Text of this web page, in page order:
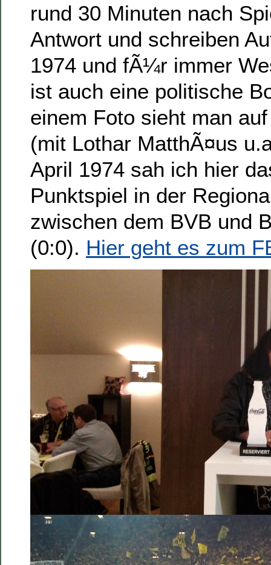
rund 30 Minuten nach
Antwort und schreiben
1974 und fÃ¼r immer
ist auch eine politische
einem Foto sieht man
(mit Lothar MatthÃ¤us
April 1974 sah ich hier
Punktspiel in der
zwischen dem BVB und
(0:0). Hier geht es zum